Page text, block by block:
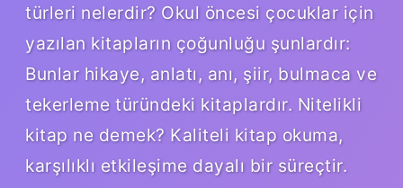
türleri nelerdir? Okul öncesi çocuklar için
yazılan kitapların çoğunluğu şunlardır:
Bunlar hikaye, anlatı, anı, şiir, bulmaca ve
tekerleme türündeki kitaplardır. Nitelikli
kitap ne demek? Kaliteli kitap okuma,
karşılıklı etkileşime dayalı bir süreçtir.